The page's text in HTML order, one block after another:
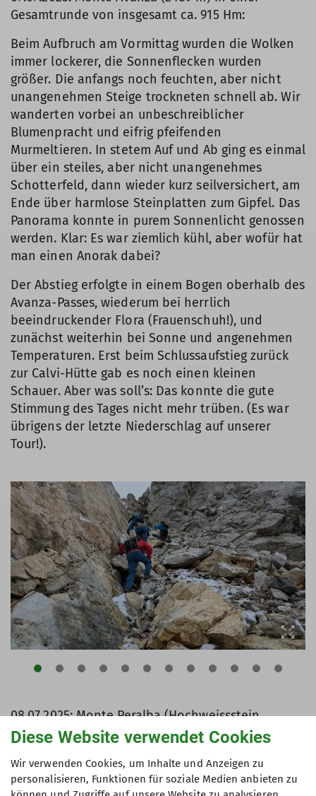
Gesamtrunde von insgesamt ca. 915 Hm:
Beim Aufbruch am Vormittag wurden die Wolken
immer lockerer, die Sonnenflecken wurden
größer. Die anfangs noch feuchten, aber nicht
unangenehmen Steige trockneten schnell ab. Wir
wanderten vorbei an unbeschreiblicher
Blumenpracht und eifrig pfeifenden
Murmeltieren. In stetem Auf und Ab ging es einmal
über ein steiles, aber nicht unangenehmes
Schotterfeld, dann wieder kurz seilversichert, am
Ende über harmlose Steinplatten zum Gipfel. Das
Panorama konnte in purem Sonnenlicht genossen
werden. Klar: Es war ziemlich kühl, aber wofür hat
man einen Anorak dabei?
Der Abstieg erfolgte in einem Bogen oberhalb des
Avanza-Passes, wiederum bei herrlich
beeindruckender Flora (Frauenschuh!), und
zunächst weiterhin bei Sonne und angenehmen
Temperaturen. Erst beim Schlussaufstieg zurück
zur Calvi-Hütte gab es noch einen kleinen
Schauer. Aber was soll’s: Das konnte die gute
Stimmung des Tages nicht mehr trüben. (Es war
übrigens der letzte Niederschlag auf unserer
Tour!).
08.07.2025: Monte Peralba (Hochweissstein,
2694m) über den Normalweg, benannt nach dem
hinaufstieg und auch die Calvi-Hütte mit seinem
Besuch beehrte. Ca. 650 Hm.
Diese Website verwendet Cookies
Wir verwenden Cookies, um Inhalte und Anzeigen zu
personalisieren, Funktionen für soziale Medien anbieten zu